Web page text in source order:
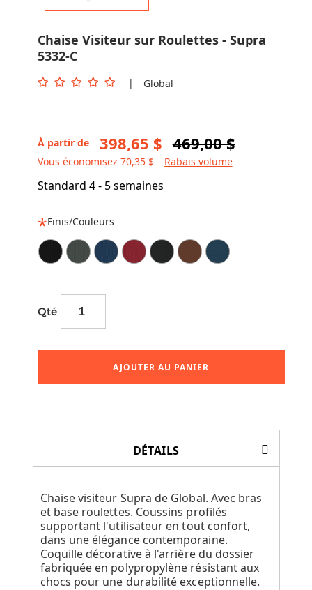
Chaise Visiteur sur Roulettes - Supra
5332-C
| Global
À partir de 398,65 $ 469,00 $
Vous économisez 70,35 $ Rabais volume
Standard 4 - 5 semaines
Finis/Couleurs
Qté
AJOUTER AU PANIER
DÉTAILS
Chaise visiteur Supra de Global. Avec bras
et base roulettes. Coussins profilés
supportant l'utilisateur en tout confort,
dans une élégance contemporaine.
Coquille décorative à l'arrière du dossier
fabriquée en polypropylène résistant aux
chocs pour une durabilité exceptionnelle.